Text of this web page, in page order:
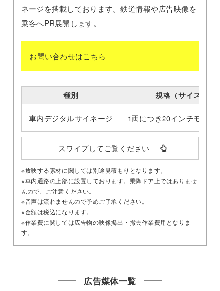
ネージを搭載しております。鉄道情報や広告映像を
乗客へPR展開します。
お問い合わせはこちら
種別 規格（サイズ）
車内デジタルサイネージ 1両につき20インチモニタ
スワイプしてご覧ください
※放映する素材に関しては別途見積もりとなります。
※車内通路の上部に設置しております。乗降ドア上ではありませ
んので、ご注意ください。
※音声は流れませんので予めご了承ください。
※金額は税込になります。
※作業費に関しては広告物の映像掲出・撤去作業費用となりま
す。
広告媒体一覧